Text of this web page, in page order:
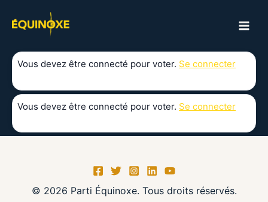
Vous devez être connecté pour voter. Se connecter
Vous devez être connecté pour voter. Se connecter
© 2026 Parti Équinoxe. Tous droits réservés.